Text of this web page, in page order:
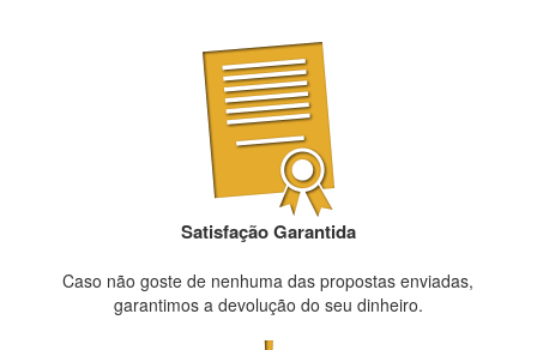
Satisfação Garantida
Caso não goste de nenhuma das propostas enviadas,
garantimos a devolução do seu dinheiro.